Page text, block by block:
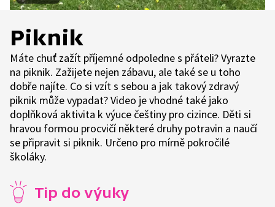
Piknik
Máte chuť zažít příjemné odpoledne s přáteli? Vyrazte
na piknik. Zažijete nejen zábavu, ale také se u toho
dobře najíte. Co si vzít s sebou a jak takový zdravý
piknik může vypadat? Video je vhodné také jako
doplňková aktivita k výuce češtiny pro cizince. Děti si
hravou formou procvičí některé druhy potravin a naučí
se připravit si piknik. Určeno pro mírně pokročilé
školáky.
Tip do výuky